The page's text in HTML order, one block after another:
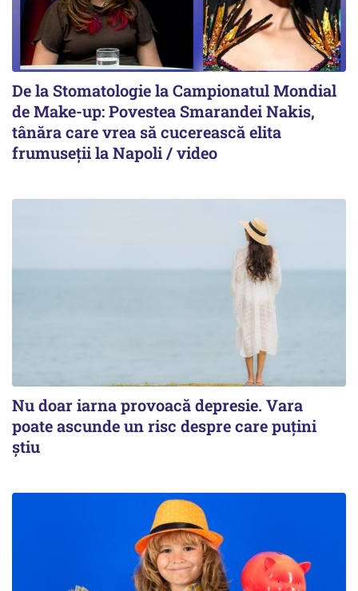
De la Stomatologie la Campionatul Mondial
de Make-up: Povestea Smarandei Nakis,
tânăra care vrea să cucerească elita
frumuseții la Napoli / video
Nu doar iarna provoacă depresie. Vara
poate ascunde un risc despre care puțini
știu